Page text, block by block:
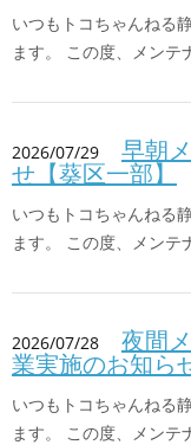
いつもトコちゃんねる
ます。 この度、メンテ
2026/07/29 早朝
せ【葵区一部】
いつもトコちゃんねる
ます。 この度、メンテ
2026/07/28 夜間
業実施のお知ら
いつもトコちゃんねる
ます。 この度、メンテ